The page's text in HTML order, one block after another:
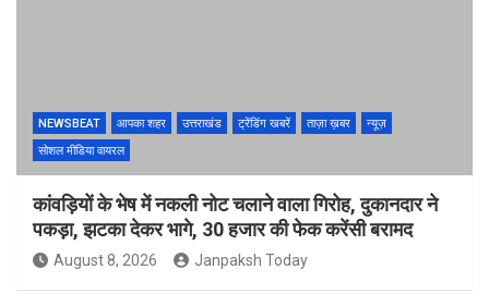
NEWSBEAT आपका शहर उत्तराखंड ट्रेंडिंग खबरें ताज़ा ख़बर
न्यूज़
सोशल मीडिया वायरल
कांवड़ियों के भेष में नकली नोट चलाने वाला गिरोह, दुकानदार ने
पकड़ा, झटका देकर भागे, 30 हजार की फेक करेंसी बरामद
August 8, 2026 Janpaksh Today